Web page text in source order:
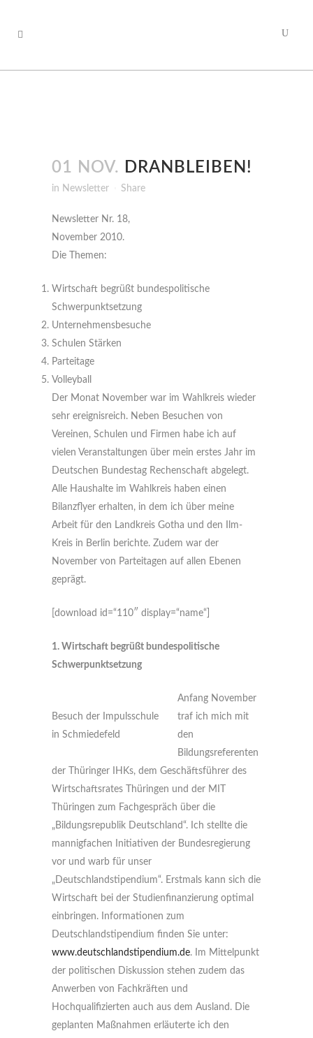
01 NOV. DRANBLEIBEN!
in Newsletter Share
Newsletter Nr. 18,
November 2010.
Die Themen:
Wirtschaft begrüßt bundespolitische
Schwerpunktsetzung
Unternehmensbesuche
Schulen Stärken
Parteitage
Volleyball
Der Monat November war im Wahlkreis wieder
sehr ereignisreich. Neben Besuchen von
Vereinen, Schulen und Firmen habe ich auf
vielen Veranstaltungen über mein erstes Jahr im
Deutschen Bundestag Rechenschaft abgelegt.
Alle Haushalte im Wahlkreis haben einen
Bilanzflyer erhalten, in dem ich über meine
Arbeit für den Landkreis Gotha und den Ilm-
Kreis in Berlin berichte. Zudem war der
November von Parteitagen auf allen Ebenen
geprägt.
[download id=“110″ display=“name“]
1. Wirtschaft begrüßt bundespolitische
Schwerpunktsetzung
Besuch der Impulsschule
in Schmiedefeld
Anfang November
traf ich mich mit
den
Bildungsreferenten
der Thüringer IHKs, dem Geschäftsführer des
Wirtschaftsrates Thüringen und der MIT
Thüringen zum Fachgespräch über die
„Bildungsrepublik Deutschland“. Ich stellte die
mannigfachen Initiativen der Bundesregierung
vor und warb für unser
„Deutschlandstipendium“. Erstmals kann sich die
Wirtschaft bei der Studienfinanzierung optimal
einbringen. Informationen zum
Deutschlandstipendium finden Sie unter:
www.deutschlandstipendium.de. Im Mittelpunkt
der politischen Diskussion stehen zudem das
Anwerben von Fachkräften und
Hochqualifizierten auch aus dem Ausland. Die
geplanten Maßnahmen erläuterte ich den